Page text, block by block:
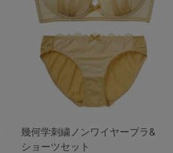
幾何学刺繍ノンワイヤーブラ&
ショーツセット